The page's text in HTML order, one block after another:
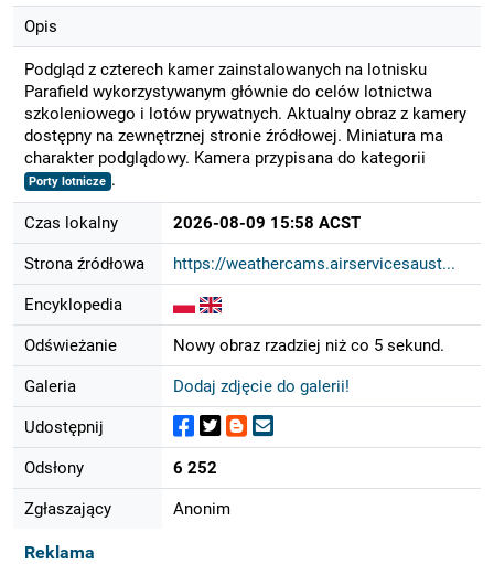
Opis
Podgląd z czterech kamer zainstalowanych na lotnisku
Parafield wykorzystywanym głównie do celów lotnictwa
szkoleniowego i lotów prywatnych. Aktualny obraz z kamery
dostępny na zewnętrznej stronie źródłowej. Miniatura ma
charakter podglądowy. Kamera przypisana do kategorii
Porty lotnicze .
Czas lokalny 2026-08-09 15:58 ACST
Strona źródłowa https://weathercams.airservicesaust...
Encyklopedia
Odświeżanie Nowy obraz rzadziej niż co 5 sekund.
Galeria Dodaj zdjęcie do galerii!
Udostępnij
Odsłony 6 252
Zgłaszający Anonim
Reklama